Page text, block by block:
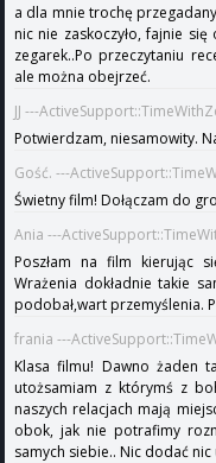
a dla mnie trochę
nic nie zaskoczyło, fajnie
zegarek..Po przeczytaniu
ale można obejrzeć.
JJ ---
Potwierdzam, niesamowity.
Gość. ---
Świetny film! Dołączam do
Ania ---
Poszłam na film kierując
Wrażenia dokładnie takie
podobał,wart przemyślenia.
frania ---
Klasa filmu! Dawno żaden
utożsamiam z którymś z
naszych relacjach mają
obok, jak nie potrafimy
samych siebie.. Nic dodać